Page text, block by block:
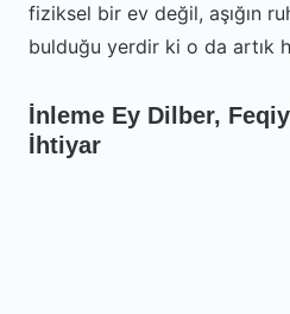
fiziksel bir ev değil, aşığın
bulduğu yerdir ki o da artık
İnleme Ey Dilber,
İhtiyar